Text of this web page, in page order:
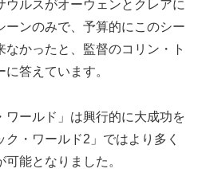
ウルスがオーウェンとクレアに
ーンのみで、予算的にこのシー
なかったと、監督のコリン・ト
答えています。
ワールド」は興行的に大成功を
・ワールド2」ではより多く
能となりました。